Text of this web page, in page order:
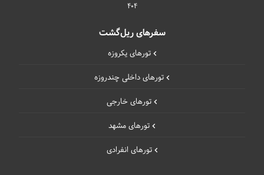
404
سفرهای ریل‌گشت
تورهای یکروزه
تورهای داخلی چند‌روزه
تورهای خارجی
تورهای مشهد
تورهای انفرادی